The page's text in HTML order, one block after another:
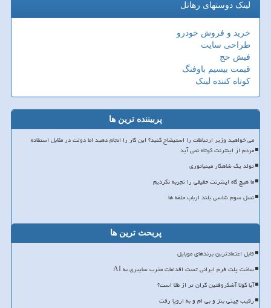
لینک دوستهای رهاتل
خرید و فروش خودرو
طراحی سایت
فیش حج
قیمت بیسیم باوفنگ
کوتاه کننده لینک
پربیننده ترین ها
می خواهید وزیر ارتباطات را استیضاح کنید؟ این کار را انجام دهید اما دولت در مقابل استفاده
مردم از اینترنت کوتاه نمی آید
تولد یک شاهکار مینیاتوری
ما هیچ گاه اینترنت حقیقی را تجربه نکردیم
نسل سوم شاسی بلند ارباب حلقه ها
پربحث ترین ها
قابل اعتمادترین برندهای موبایل
ساخت پلت فرم ایرانی تست اقدامات مخرب سایبری به AI
آیا کولا آشکروفتین گران تر از طلا است؟
رقیب چینی بنز و بی ام و به اروپا رفت